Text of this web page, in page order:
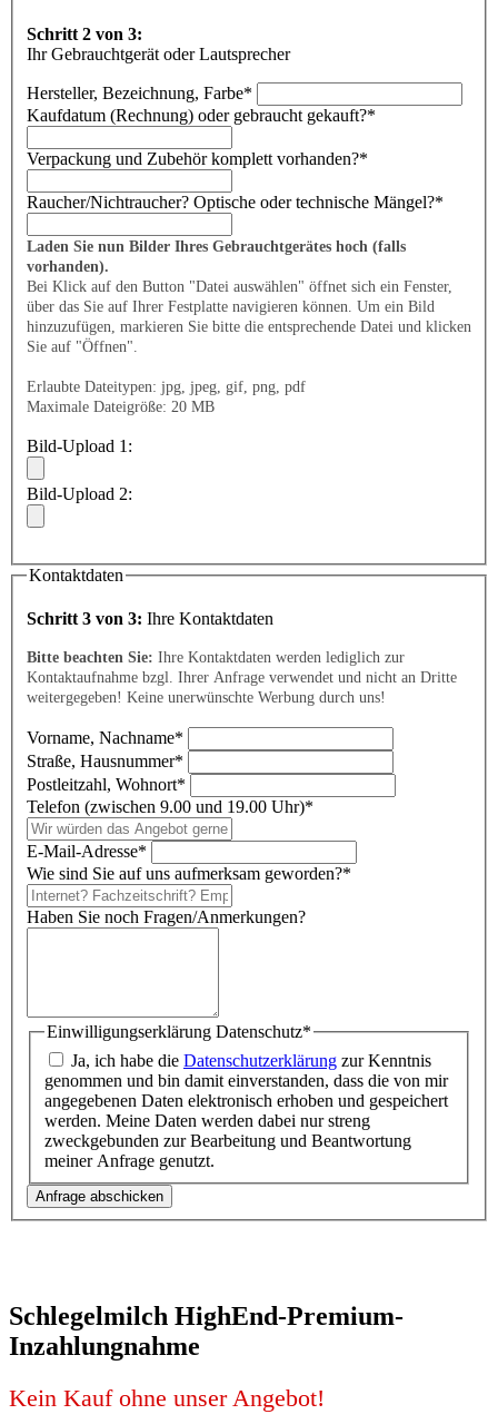
Schritt 2 von 3:
Ihr Gebrauchtgerät oder Lautsprecher
Hersteller, Bezeichnung, Farbe*
Kaufdatum (Rechnung) oder gebraucht gekauft?*
Verpackung und Zubehör komplett vorhanden?*
Raucher/Nichtraucher? Optische oder technische Mängel?*
Laden Sie nun Bilder Ihres Gebrauchtgerätes hoch (falls
vorhanden).
Bei Klick auf den Button "Datei auswählen" öffnet sich ein Fenster,
über das Sie auf Ihrer Festplatte navigieren können. Um ein Bild
hinzuzufügen, markieren Sie bitte die entsprechende Datei und klicken
Sie auf "Öffnen".
Erlaubte Dateitypen: jpg, jpeg, gif, png, pdf
Maximale Dateigröße: 20 MB
Bild-Upload 1:
Bild-Upload 2:
Kontaktdaten
Schritt 3 von 3: Ihre Kontaktdaten
Bitte beachten Sie: Ihre Kontaktdaten werden lediglich zur
Kontaktaufnahme bzgl. Ihrer Anfrage verwendet und nicht an Dritte
weitergegeben! Keine unerwünschte Werbung durch uns!
Vorname, Nachname*
Straße, Hausnummer*
Postleitzahl, Wohnort*
Telefon (zwischen 9.00 und 19.00 Uhr)*
E-Mail-Adresse*
Wie sind Sie auf uns aufmerksam geworden?*
Haben Sie noch Fragen/Anmerkungen?
Einwilligungserklärung Datenschutz*
Ja, ich habe die Datenschutzerklärung zur Kenntnis
genommen und bin damit einverstanden, dass die von mir
angegebenen Daten elektronisch erhoben und gespeichert
werden. Meine Daten werden dabei nur streng
zweckgebunden zur Bearbeitung und Beantwortung
meiner Anfrage genutzt.
Schlegelmilch HighEnd-Premium-
Inzahlungnahme
Kein Kauf ohne unser Angebot!